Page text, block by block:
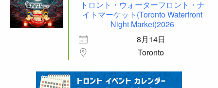
トロント・ウォーターフロント・ナ
イトマーケット(Toronto Waterfront
Night Market)2026
8月14日
Toronto